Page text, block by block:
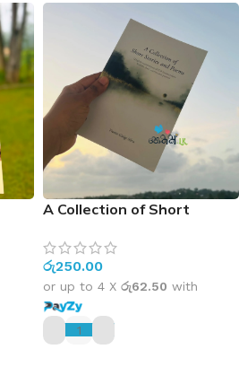
A Collection of Short
රු250.00
or up to 4 X රු62.50 with